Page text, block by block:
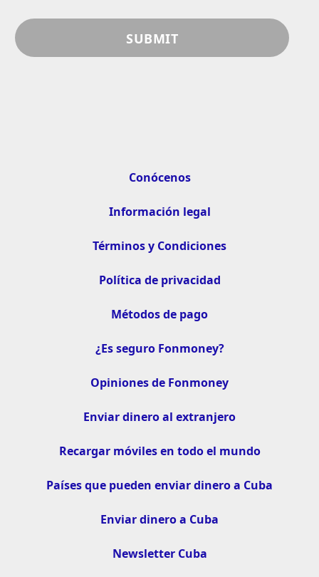
Conócenos
Información legal
Términos y Condiciones
Política de privacidad
Métodos de pago
¿Es seguro Fonmoney?
Opiniones de Fonmoney
Enviar dinero al extranjero
Recargar móviles en todo el mundo
Países que pueden enviar dinero a Cuba
Enviar dinero a Cuba
Newsletter Cuba